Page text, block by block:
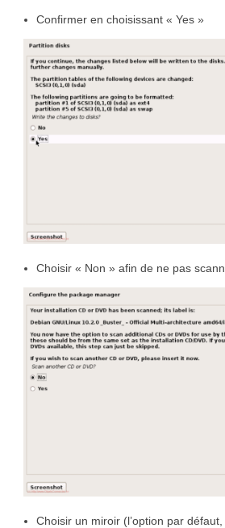
Confirmer en choisissant « Yes »
Choisir « Non » afin de ne pas
Choisir un miroir (l’option par